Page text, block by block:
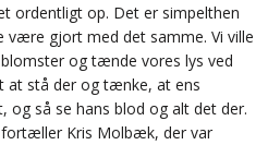
ordentligt op. Det er simpelthen
være gjort med det samme. Vi ville
og tænde vores lys ved
at stå der og tænke, at ens
og så se hans blod og alt det der.
Kris Molbæk, der var